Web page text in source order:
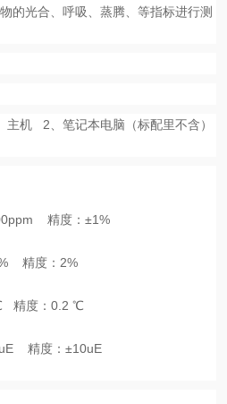
的光合、呼吸、蒸腾、等指标进行测
、主机 2 、笔记本电脑（标配里不含）
精度： ±1%
精度： 2%
精度： 0.2 ℃
精度： ±10uE